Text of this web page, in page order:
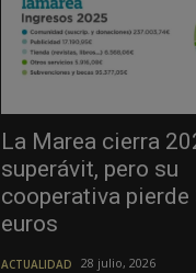
La Marea cierra
superávit, pero su
cooperativa pierde
euros
ACTUALIDAD 28 julio, 2026